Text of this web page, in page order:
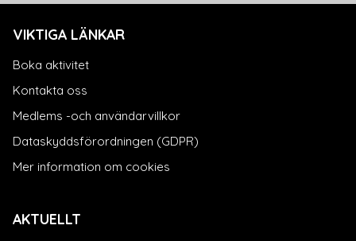
VIKTIGA LÄNKAR
Boka aktivitet
Kontakta oss
Medlems -och användarvillkor
Dataskyddsförordningen (GDPR)
Mer information om cookies
AKTUELLT